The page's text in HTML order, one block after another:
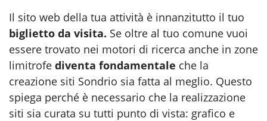
Il sito web della tua attività è innanzitutto il tuo
biglietto da visita. Se oltre al tuo comune vuoi
essere trovato nei motori di ricerca anche in zone
limitrofe diventa fondamentale che la
creazione siti Sondrio sia fatta al meglio. Questo
spiega perché è necessario che la realizzazione
siti sia curata su tutti punto di vista: grafico e